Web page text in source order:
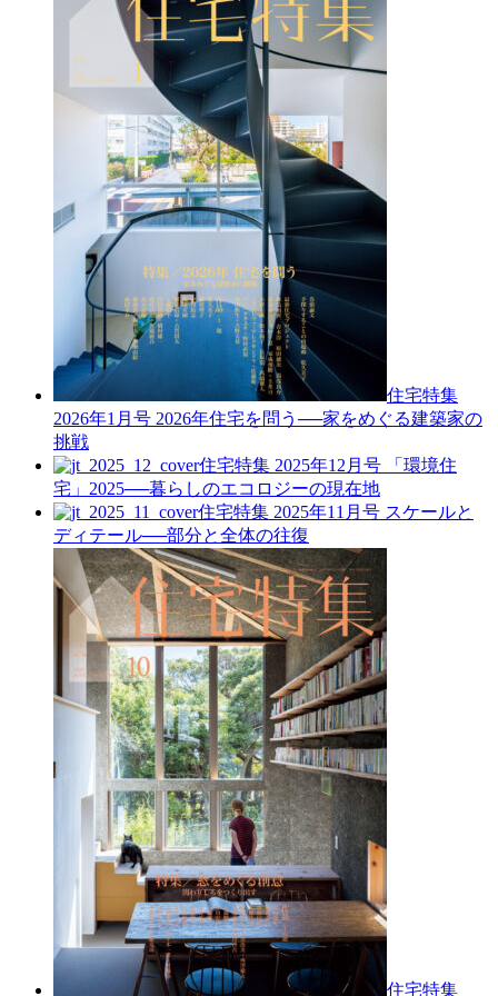
住宅特集
2026年1月号 2026年住宅を問う──家をめぐる建築家の
挑戦
住宅特集 2025年12月号
「環境住
宅」2025──暮らしのエコロジーの現在地
住宅特集 2025年11月号 スケールと
ディテール──部分と全体の往復
住宅特集